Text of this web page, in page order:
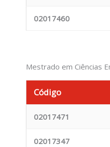
02017460
Mestrado em Ciências
Código
02017471
02017347